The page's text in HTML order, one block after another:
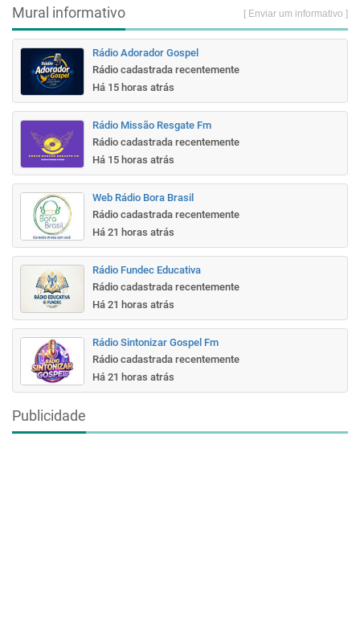
Mural informativo [ Enviar um informativo ]
Rádio Adorador Gospel
Rádio cadastrada recentemente
Há 15 horas atrás
Rádio Missão Resgate Fm
Rádio cadastrada recentemente
Há 15 horas atrás
Web Rádio Bora Brasil
Rádio cadastrada recentemente
Há 21 horas atrás
Rádio Fundec Educativa
Rádio cadastrada recentemente
Há 21 horas atrás
Rádio Sintonizar Gospel Fm
Rádio cadastrada recentemente
Há 21 horas atrás
Publicidade